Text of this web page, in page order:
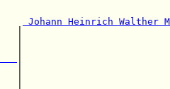
Johann Heinrich Walther
|